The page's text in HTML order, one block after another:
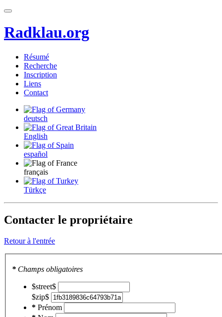
Radklau.org
Résumé
Recherche
Inscription
Liens
Contact
deutsch
English
español
français
Türkçe
Contacter le propriétaire
Retour à l'entrée
* Champs obligatoires
$street$
$zip$
* Prénom